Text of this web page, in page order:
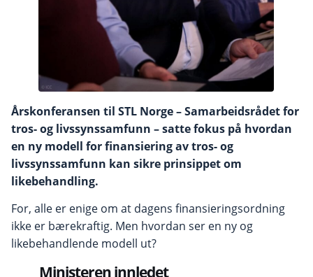
Årskonferansen til STL Norge – Samarbeidsrådet for
tros- og livssynssamfunn – satte fokus på hvordan
en ny modell for finansiering av tros- og
livssynssamfunn kan sikre prinsippet om
likebehandling.
For, alle er enige om at dagens finansieringsordning
ikke er bærekraftig. Men hvordan ser en ny og
likebehandlende modell ut?
Ministeren innledet